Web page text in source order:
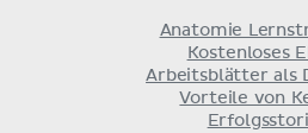
Anatomie
Kostenloses
Arbeitsblätter als
Vorteile von